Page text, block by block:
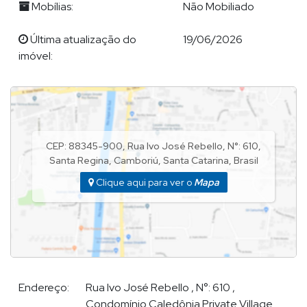
BALNEÁRIO CAMBORIÚ-SC
emBalneário Camboriú-SC,Praia Brava, Itajaí; especializando-
se no atendimento e comercialização de imóveis de alto
padrão. Em outras regiões dispõe de eficazes parceiros que o
Venha conhecer a maravilhosa Balneário Camboriú, a princesa
do Atlântico. Excelente para investir, morar e principalmente,
VIVER na PRAIA!
Apartamento Balneário Camboriú
Mobílias: Não Mobiliado
Última atualização do
imóvel:
19/06/2026
CEP: 88345-900, Rua Ivo José Rebello, N°: 610,
Santa Regina, Camboriú, Santa Catarina, Brasil
Clique aqui para ver o Mapa
Endereço: Rua Ivo José Rebello ,N°:610 ,